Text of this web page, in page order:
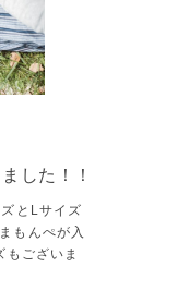
した！！
とLサイズ
もんぺが入
ございま